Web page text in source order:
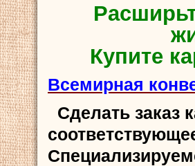
Купите
Всемирная
Сделать заказ